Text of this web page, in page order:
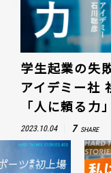
学生起業の失
アイデミー社
「人に頼る力」
2023.10.04 7 SHARE